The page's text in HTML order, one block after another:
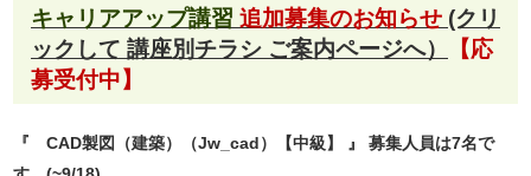
キャリアアップ講習 追加募集のお知らせ (クリ
ックして 講座別チラシ ご案内ページへ）
【応
募受付中】
『 CAD製図（建築）（Jw_cad）【中級】 』 募集人員は7名で